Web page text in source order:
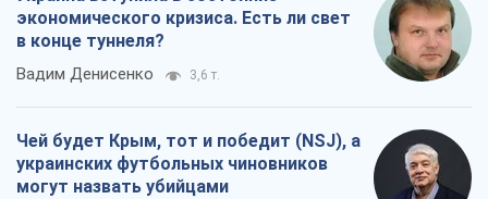
экономического кризиса. Есть ли свет
в конце туннеля?
Вадим Денисенко 3,6 т.
Чей будет Крым, тот и победит (NSJ), а
украинских футбольных чиновников
могут назвать убийцами